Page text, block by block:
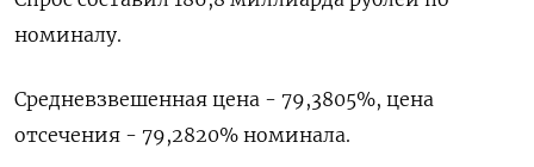
номиналу.
Средневзвешенная цена - 79,3805%, цена
отсечения - 79,2820% номинала.